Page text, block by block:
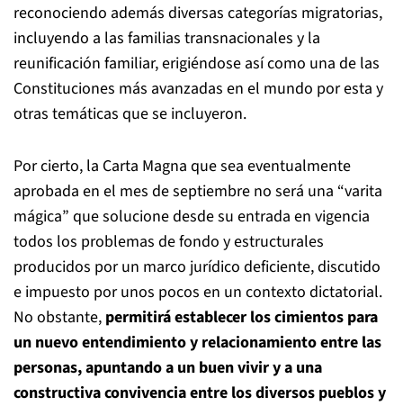
reconociendo además diversas categorías migratorias,
incluyendo a las familias transnacionales y la
reunificación familiar, erigiéndose así como una de las
Constituciones más avanzadas en el mundo por esta y
otras temáticas que se incluyeron.
Por cierto, la Carta Magna que sea eventualmente
aprobada en el mes de septiembre no será una “varita
mágica” que solucione desde su entrada en vigencia
todos los problemas de fondo y estructurales
producidos por un marco jurídico deficiente, discutido
e impuesto por unos pocos en un contexto dictatorial.
No obstante, permitirá establecer los cimientos para
un nuevo entendimiento y relacionamiento entre las
personas, apuntando a un buen vivir y a una
constructiva convivencia entre los diversos pueblos y